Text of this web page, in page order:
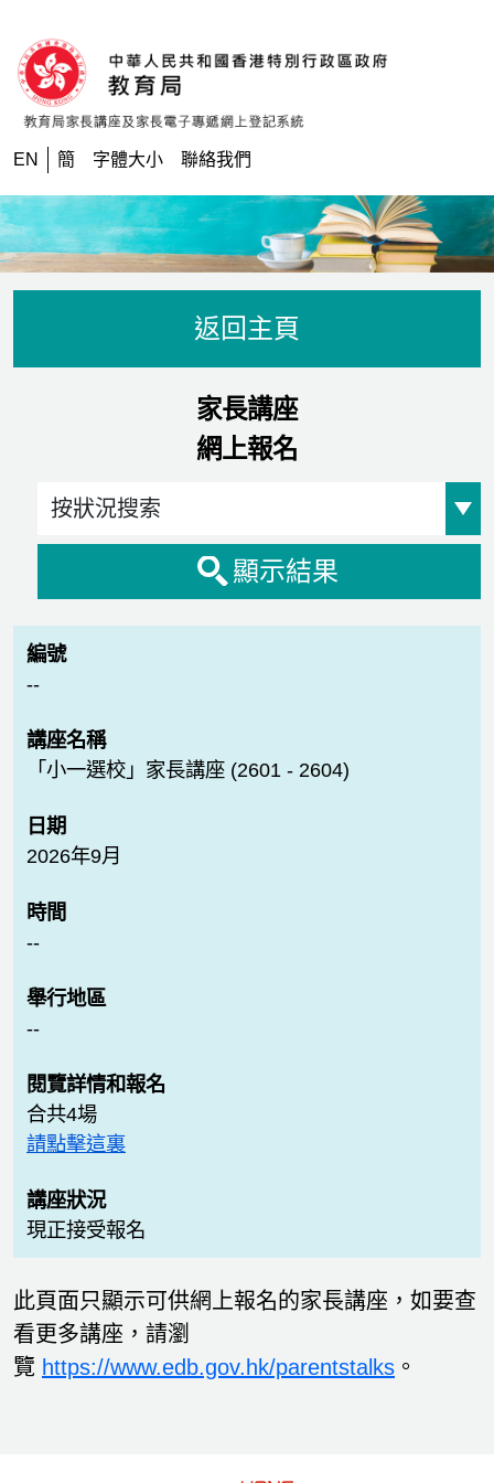
EN 簡 字體大小 聯絡我們
返回主頁
家長講座
網上報名
Event Status
顯示結果
--
「小一選校」家長講座 (2601 - 2604)
2026年9月
--
--
合共4場
請點擊這裏
現正接受報名
此頁面只顯示可供網上報名的家長講座，如要查
看更多講座，請瀏
覽 https://www.edb.gov.hk/parentstalks 。